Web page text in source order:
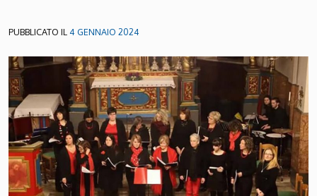
PUBBLICATO IL4 GENNAIO 2024